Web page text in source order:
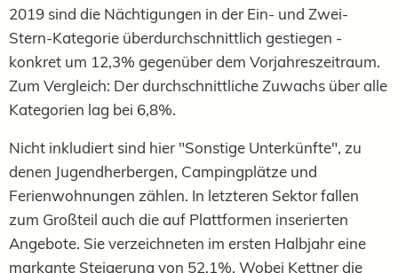
2019 sind die Nächtigungen in der Ein- und Zwei-
Stern-Kategorie überdurchschnittlich gestiegen -
konkret um 12,3% gegenüber dem Vorjahreszeitraum.
Zum Vergleich: Der durchschnittliche Zuwachs über alle
Kategorien lag bei 6,8%.
Nicht inkludiert sind hier "Sonstige Unterkünfte", zu
denen Jugendherbergen, Campingplätze und
Ferienwohnungen zählen. In letzteren Sektor fallen
zum Großteil auch die auf Plattformen inserierten
Angebote. Sie verzeichneten im ersten Halbjahr eine
markante Steigerung von 52,1%. Wobei Kettner die